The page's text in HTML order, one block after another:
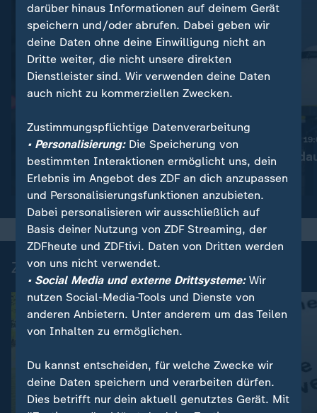
Nachrichten | heute 19:00 Uhr
Diskussion um bessere
Drohnenabwehr
Video1:53
Nachrichten | heute
Ermittlungen
Video1:37
Zuletzt auf ZDFheute veröffentlicht
darüber hinaus Informationen auf deinem Gerät
speichern und/oder abrufen. Dabei geben wir
deine Daten ohne deine Einwilligung nicht an
Dritte weiter, die nicht unsere direkten
Dienstleister sind. Wir verwenden deine Daten
auch nicht zu kommerziellen Zwecken.
Zustimmungspflichtige Datenverarbeitung
• Personalisierung:Die Speicherung von
bestimmten Interaktionen ermöglicht uns, dein
Erlebnis im Angebot des ZDF an dich anzupassen
und Personalisierungsfunktionen anzubieten.
Dabei personalisieren wir ausschließlich auf
Basis deiner Nutzung von ZDF Streaming, der
ZDFheute und ZDFtivi. Daten von Dritten werden
von uns nicht verwendet.
• Social Media und externe Drittsysteme:Wir
nutzen Social-Media-Tools und Dienste von
anderen Anbietern. Unter anderem um das Teilen
von Inhalten zu ermöglichen.
Du kannst entscheiden, für welche Zwecke wir
deine Daten speichern und verarbeiten dürfen.
Dies betrifft nur dein aktuell genutztes Gerät. Mit